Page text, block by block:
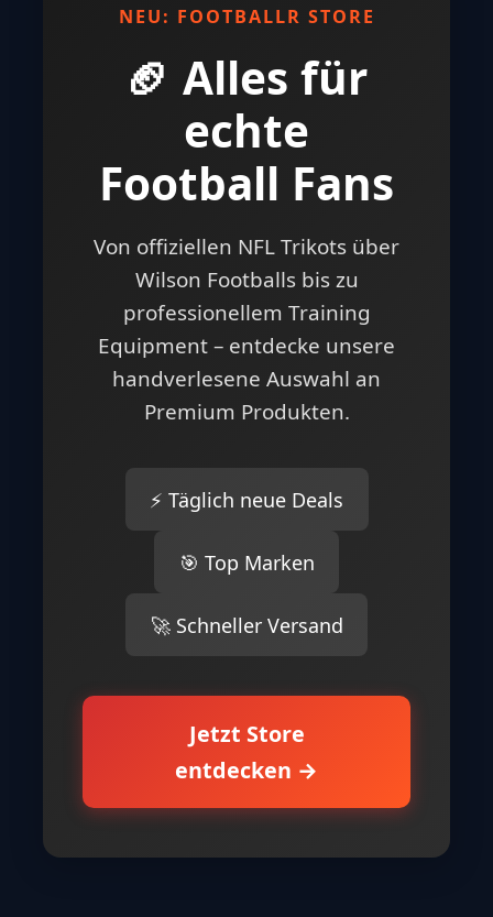
NEU: FOOTBALLR STORE
🏈 Alles für
echte
Football Fans
Von offiziellen NFL Trikots über
Wilson Footballs bis zu
professionellem Training
Equipment – entdecke unsere
handverlesene Auswahl an
Premium Produkten.
⚡ Täglich neue Deals
🎯 Top Marken
🚀 Schneller Versand
Jetzt Store
entdecken →